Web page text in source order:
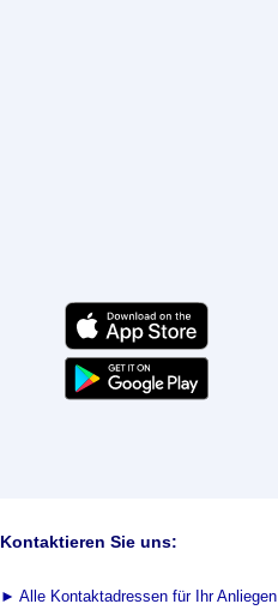
Kontaktieren Sie uns:
► Alle Kontaktadressen für Ihr Anliegen